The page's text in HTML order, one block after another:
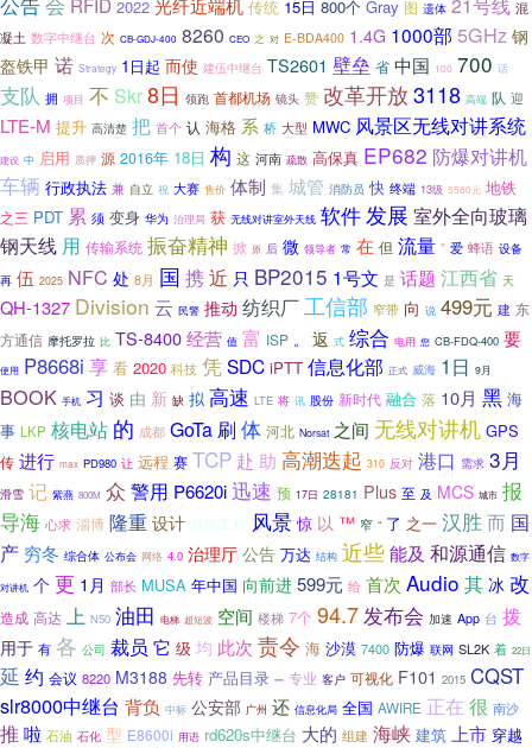
2022 光纤近端机 传统 15日 800个 Gray 图 遗体
混
凝土 数字中继台 次 CB-GDJ-400 8260 CEO 之 对 E-BDA400 1.4G 1000部 5GHz 钢
盔铁甲 诺 Strategy 1日起 而使 建伍中继台 TS2601 壁垒 省 中国 100 700 话
支队 拥 项目 不 Skr8日 领跑 首都机场 镜头 赞 改革开放 3118 高端 队 迎
LTE-M 提升 高清楚 把 首个 认 海格 系 桥 大型 MWC 风景区无线对讲系统
建设 中 启用 质押 源 2016年 18日 构 这 河南 疏散 高保真 EP682 防爆对讲机
车辆 行政执法 兼 自立 祝 大赛 售价 体制 集 城管 消防员 快 终端 13级 5580元 地铁
之三 PDT 累 须 变身 华为 治理局 获 无线对讲室外天线 软件发展 室外全向玻璃
钢天线 用 传输系统 振奋精神 掀 原 后 微 领导者 常 在 但 流量 ” 爱 蜂语 设备
再 伍 2025 NFC 处 8月 国 携近 只 BP2015 1号文 是 话题 江西省 天
QH-1327 Division 云 民警 推动 纺织厂工信部 窄带 向 说 499元 建 东
方通信 摩托罗拉 比 TS-8400经营 值 富 ISP 。 返 式 综合 电用 您 CB-FDQ-400 要
使用 P8668i 享 看 2020 科技 凭SDC iPTT 信息化部 正式 威海 1日 9月
BOOK 手机 习 谈 由 新 缺 拟 高速 LTE 将 讯 股份 新时代 融合 落 10月 黑 海
事 LKP 核电站 的 成都 GoTa 刷 体 河北 Norsat 之间 无线对讲机 GPS
传 进行 max PD980 让 远程 赛 TCP 赴 助 高潮迭起 310 反对 港口 需求 3月
滑雪 记 紫燕 800M 众 警用 P6620i迅速 预 17日 28181 Plus 至 及 MCS 城市 报
导海 心求 淄博 隆重 设计 系统工程 风景 惊 以 ™ 窄 “ 了 之一 汉胜 而 国
产 穷冬 综合体 公布会 网络 4.0 治理厅 公告 万达 结构 近些能及 和源通信 数字
对讲机 个 更 1月 部长 MUSA 年中国 向前进599元 给 首次 Audio 其 冰 改
造成 高达 上 N50 油田 电梯 超短波 空间 楼梯 7个 94.7发布会 加速 App 台 拨
用于 有 各 公司 裁员 它 级 均 此次 责令 海 沙漠 7400 防爆 联网 SL2K 着 22日
延 约 会议 8220 M3188 先转 产品目录 一 专业 客户 可视化 F101 2015 CQST
slr8000中继台 背负 中标 公安部 广州 还 信息化局 全国 AWIRE 正在 很 南沙
推 啦 石油 石化 型 E8600i 用语 rd620s中继台 大的 组建 海峡 建筑 上市 穿越